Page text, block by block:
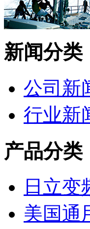
新闻分类
公司新
行业新
产品分类
日立变
美国通